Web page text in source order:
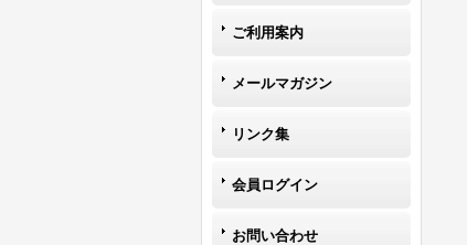
ご利用案内
メールマガジン
リンク集
会員ログイン
お問い合わせ